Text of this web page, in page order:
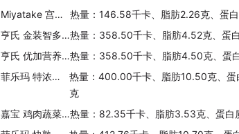
Miyatake 宫武 炒面
热量：146.58千卡、脂肪2.26克、蛋
亨氏 金装智多多鸡汤营养面条热量：358.50千卡、脂肪4.52克、蛋
亨氏 优加营养鸡蛋面条热量：358.50千卡、脂肪4.50克、蛋
菲乐玛 特浓芝士直通粉
热量：400.00千卡、脂肪10.50克、
克
嘉宝 鸡肉蔬菜通心粉热量：82.35千卡、脂肪3.53克、蛋